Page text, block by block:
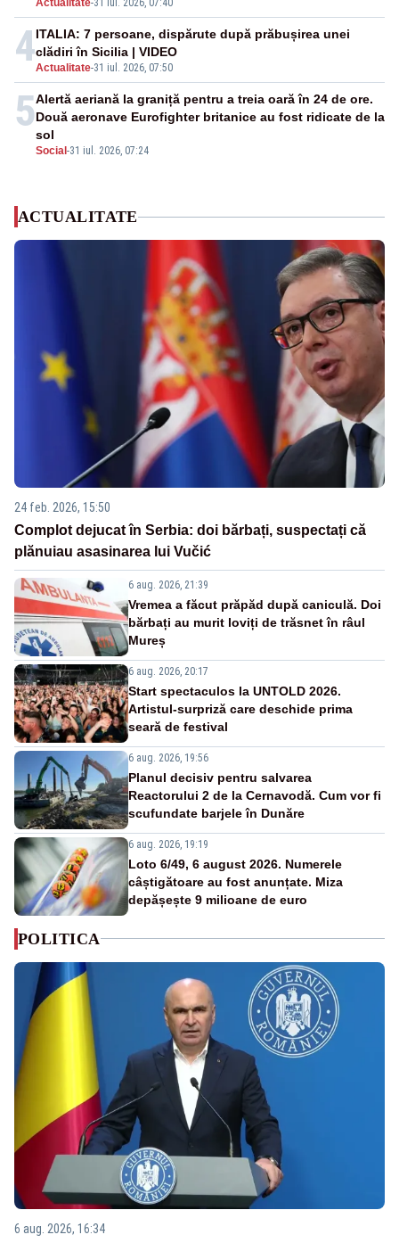
Actualitate-31 iul. 2026, 07:40
4Actualitate-31 iul. 2026, 07:50
ITALIA: 7 persoane, dispărute după prăbușirea unei
clădiri în Sicilia | VIDEO
5
Social -31 iul. 2026, 07:24
Alertă aeriană la graniță pentru a treia oară în 24 de ore.
Două aeronave Eurofighter britanice au fost ridicate de la
sol
ACTUALITATE
24 feb. 2026, 15:50
Complot dejucat în Serbia: doi bărbați, suspectați că
plănuiau asasinarea lui Vučić
6 aug. 2026, 21:39
Vremea a făcut prăpăd după caniculă. Doi
bărbați au murit loviți de trăsnet în râul
Mureș
6 aug. 2026, 20:17
Start spectaculos la UNTOLD 2026.
Artistul-surpriză care deschide prima
seară de festival
6 aug. 2026, 19:56
Planul decisiv pentru salvarea
Reactorului 2 de la Cernavodă. Cum vor fi
scufundate barjele în Dunăre
6 aug. 2026, 19:19
Loto 6/49, 6 august 2026. Numerele
câștigătoare au fost anunțate. Miza
depășește 9 milioane de euro
POLITICA
6 aug. 2026, 16:34